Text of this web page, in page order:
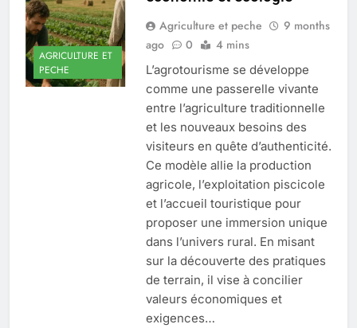
AGRICULTURE ET
PECHE
Agriculture et peche
9 months
ago
0 4 mins
L’agrotourisme se développe
comme une passerelle vivante
entre l’agriculture traditionnelle
et les nouveaux besoins des
visiteurs en quête d’authenticité.
Ce modèle allie la production
agricole, l’exploitation piscicole
et l’accueil touristique pour
proposer une immersion unique
dans l’univers rural. En misant
sur la découverte des pratiques
de terrain, il vise à concilier
valeurs économiques et
exigences…